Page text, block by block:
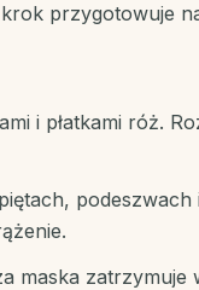
przygotowuje
i płatkami róż.
maska zatrzymuje